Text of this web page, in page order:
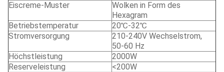
Eiscreme-Muster
Wolken in Form des
Hexagram
Betriebstemperatur
20℃-32℃
Stromversorgung
210-240V Wechselstrom,
50-60 Hz
Höchstleistung
2000W
Reserveleistung
<200W